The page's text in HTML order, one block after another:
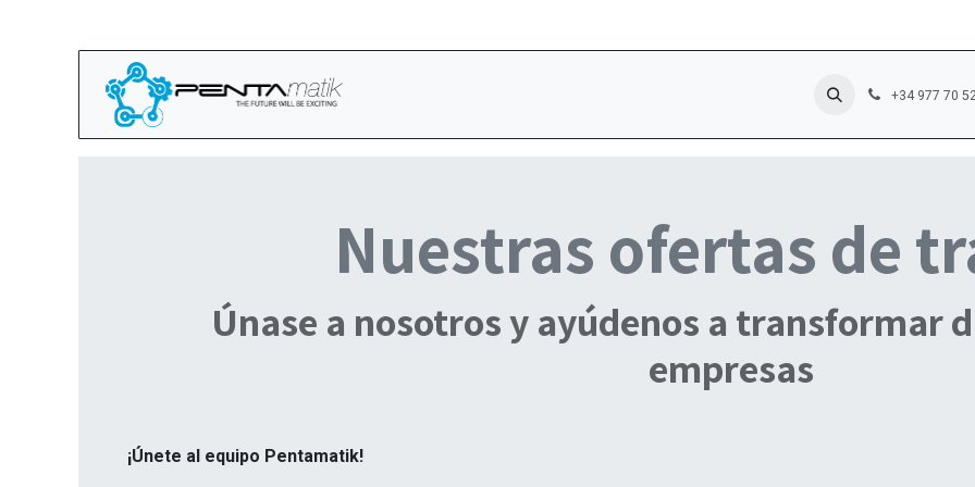
Noticias
+34 977 70
Nuestras ofertas de
Únase a nosotros y ayúdenos a transformar
empresas
¡Únete al equipo Pentamatik!